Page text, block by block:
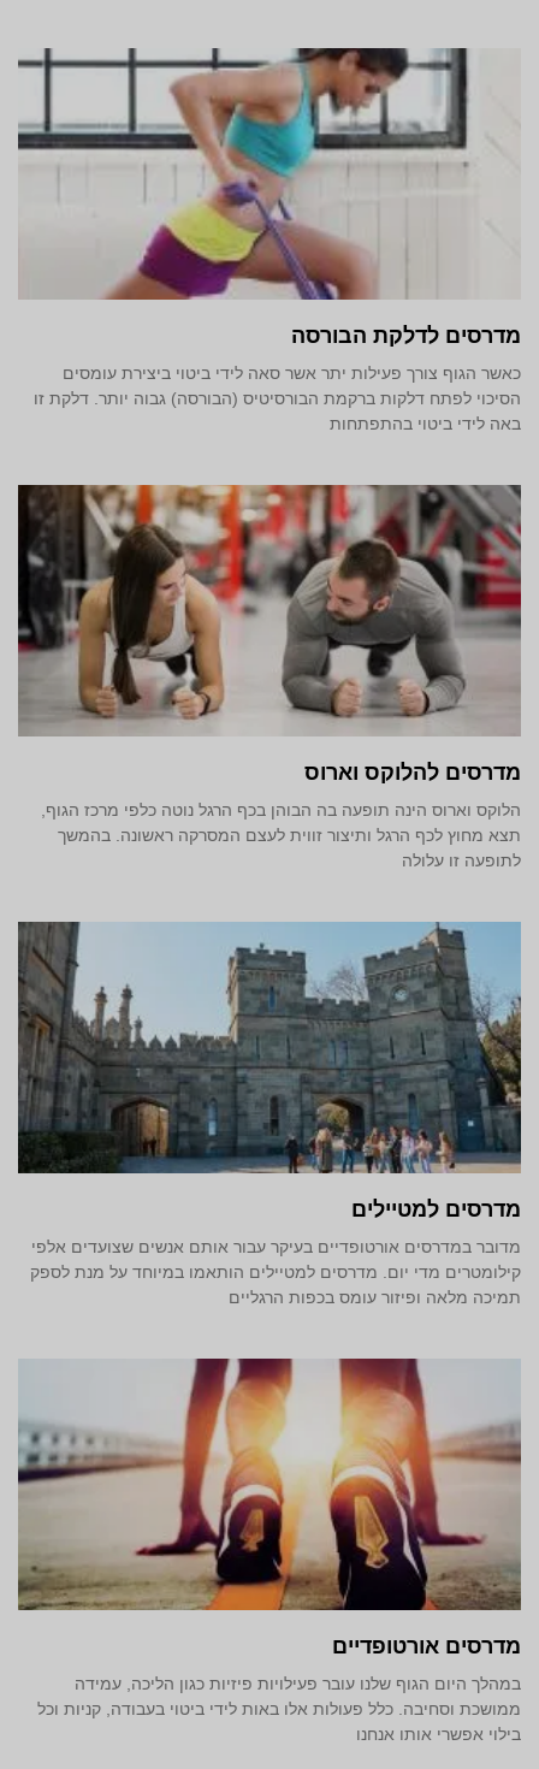
מדרסים לדלקת הבורסה
כאשר הגוף צורך פעילות יתר אשר סאה לידי ביטוי ביצירת עומסים
הסיכוי לפתח דלקות ברקמת הבורסיטיס (הבורסה) גבוה יותר. דלקת זו
באה לידי ביטוי בהתפתחות
מדרסים להלוקס וארוס
הלוקס וארוס הינה תופעה בה הבוהן בכף הרגל נוטה כלפי מרכז הגוף,
תצא מחוץ לכף הרגל ותיצור זווית לעצם המסרקה ראשונה. בהמשך
לתופעה זו עלולה
מדרסים למטיילים
מדובר במדרסים אורטופדיים בעיקר עבור אותם אנשים שצועדים אלפי
קילומטרים מדי יום. מדרסים למטיילים הותאמו במיוחד על מנת לספק
תמיכה מלאה ופיזור עומס בכפות הרגליים
מדרסים אורטופדיים
במהלך היום הגוף שלנו עובר פעילויות פיזיות כגון הליכה, עמידה
ממושכת וסחיבה. כלל פעולות אלו באות לידי ביטוי בעבודה, קניות וכל
בילוי אפשרי אותו אנחנו